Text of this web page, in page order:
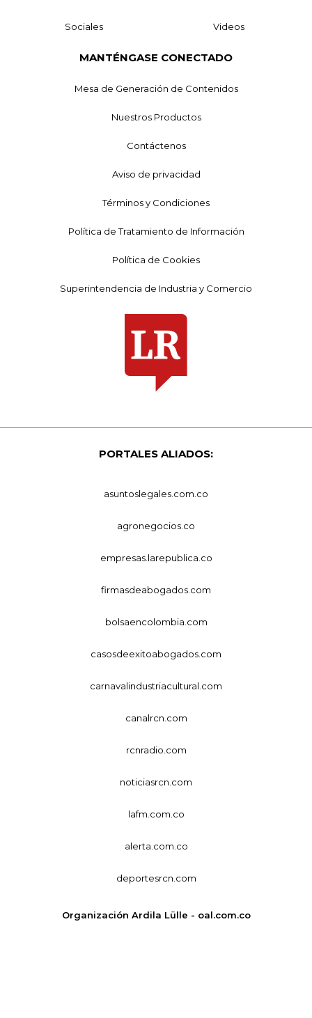
Sociales Videos
MANTÉNGASE CONECTADO
Mesa de Generación de Contenidos
Nuestros Productos
Contáctenos
Aviso de privacidad
Términos y Condiciones
Política de Tratamiento de Información
Política de Cookies
Superintendencia de Industria y Comercio
PORTALES ALIADOS:
asuntoslegales.com.co
agronegocios.co
empresas.larepublica.co
firmasdeabogados.com
bolsaencolombia.com
casosdeexitoabogados.com
carnavalindustriacultural.com
canalrcn.com
rcnradio.com
noticiasrcn.com
lafm.com.co
alerta.com.co
deportesrcn.com
Organización Ardila Lülle - oal.com.co